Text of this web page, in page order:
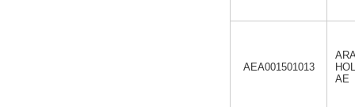
AEA001501013
AE